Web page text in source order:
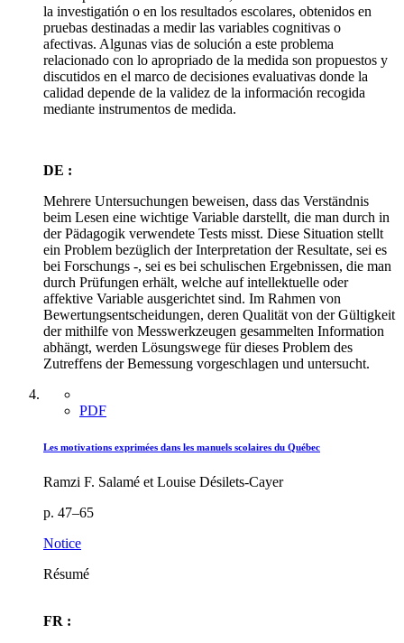
la investigatión o en los resultados escolares, obtenidos en
pruebas destinadas a medir las variables cognitivas o
afectivas. Algunas vias de solución a este problema
relacionado con lo apropriado de la medida son propuestos y
discutidos en el marco de decisiones evaluativas donde la
calidad depende de la validez de la información recogida
mediante instrumentos de medida.
DE :
Mehrere Untersuchungen beweisen, dass das Verständnis
beim Lesen eine wichtige Variable darstellt, die man durch in
der Pädagogik verwendete Tests misst. Diese Situation stellt
ein Problem bezüglich der Interpretation der Resultate, sei es
bei Forschungs -, sei es bei schulischen Ergebnissen, die man
durch Prüfungen erhält, welche auf intellektuelle oder
affektive Variable ausgerichtet sind. Im Rahmen von
Bewertungsentscheidungen, deren Qualität von der Gültigkeit
der mithilfe von Messwerkzeugen gesammelten Information
abhängt, werden Lösungswege für dieses Problem des
Zutreffens der Bemessung vorgeschlagen und untersucht.
PDF
Les motivations exprimées dans les manuels scolaires du Québec
Ramzi F. Salamé et Louise Désilets-Cayer
p. 47–65
Notice
Résumé
FR :